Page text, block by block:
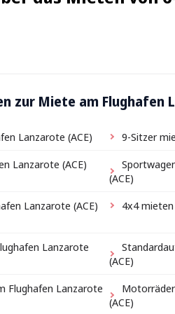
zur Miete am Flughafen
Lanzarote (ACE) 9-Sitzer
Lanzarote (ACE)
(ACE)
Lanzarote (ACE)
4x4
Lanzarote
(ACE)
Flughafen Lanzarote
(ACE)